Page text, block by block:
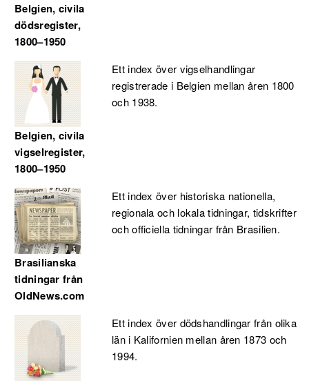
Belgien, civila
dödsregister,
1800–1950
Belgien, civila
vigselregister,
1800–1950
Ett index över vigselhandlingar
registrerade i Belgien mellan åren 1800
och 1938.
Brasilianska
tidningar från
OldNews.com
Ett index över historiska nationella,
regionala och lokala tidningar, tidskrifter
och officiella tidningar från Brasilien.
Ett index över dödshandlingar från olika
län i Kalifornien mellan åren 1873 och
1994.